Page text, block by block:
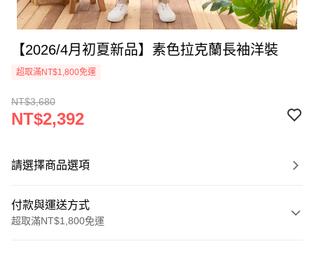
【2026/4月初夏新品】素色拉克蘭長袖洋裝
超取滿NT$1,800免運
NT$3,680
NT$2,392
請選擇商品選項
付款與運送方式
超取滿NT$1,800免運